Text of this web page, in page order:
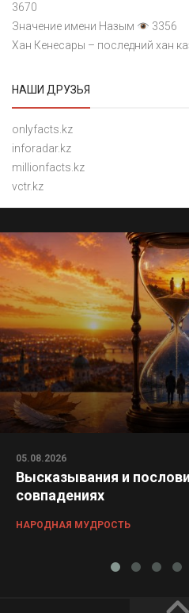
3670
Значение имени Назым
3356
Хан Кенесары – последний хан
НАШИ ДРУЗЬЯ
onlyfacts.kz
inforadar.kz
millionfacts.kz
vctr.kz
05.08.2026
Высказывания и
совпадениях
НАРОДНАЯ МУДРОСТЬ